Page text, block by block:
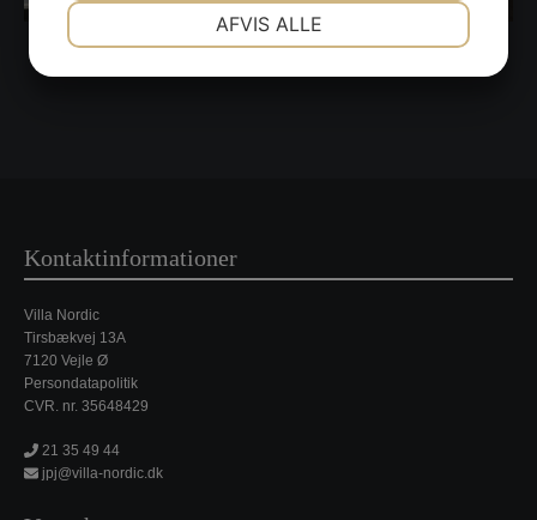
Kontaktinformationer
Villa Nordic
Tirsbækvej 13A
7120 Vejle Ø
Persondatapolitik
CVR. nr. 35648429
21 35 49 44
jpj@villa-nordic.dk
AFVIS ALLE